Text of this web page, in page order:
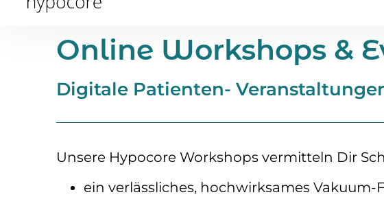
Online Workshops &
Digitale Patienten-
Unsere Hypocore Workshops vermitteln Dir
ein verlässliches, hochwirksames